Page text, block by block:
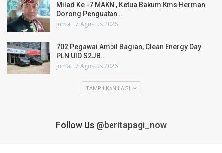
Milad Ke -7 MAKN , Ketua Bakum Kms Herman
Dorong Penguatan…
Jumat, 7 Agustus 2026
702 Pegawai Ambil Bagian, Clean Energy Day
PLN UID S2JB…
Jumat, 7 Agustus 2026
TAMPILKAN LAGI
Follow Us @beritapagi_now